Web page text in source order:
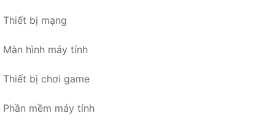
Thiết bị mạng
Màn hình máy tính
Thiết bị chơi game
Phần mềm máy tính